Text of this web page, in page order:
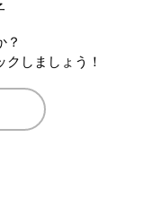
？
しましょう！